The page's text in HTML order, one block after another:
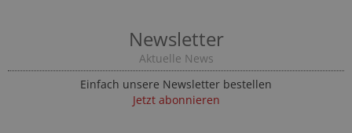
Newsletter
Aktuelle News
Einfach unsere Newsletter bestellen
Jetzt abonnieren